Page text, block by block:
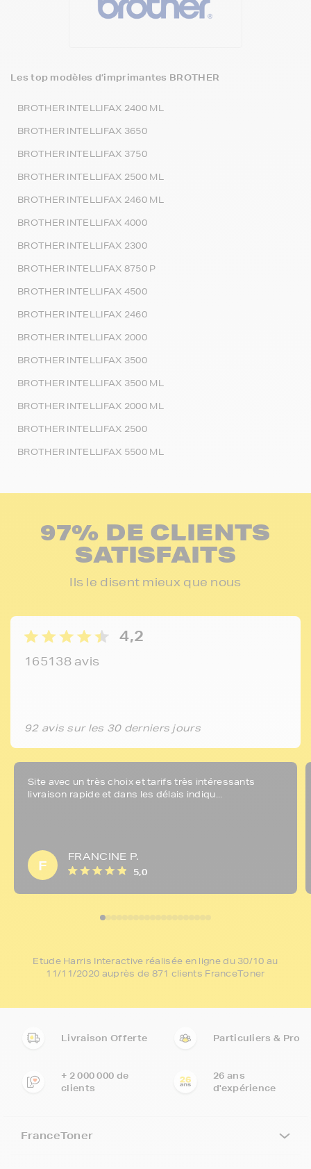
Les top modèles d’imprimantes BROTHER
BROTHER INTELLIFAX 2400 ML
BROTHER INTELLIFAX 3650
BROTHER INTELLIFAX 3750
BROTHER INTELLIFAX 2500 ML
BROTHER INTELLIFAX 2460 ML
BROTHER INTELLIFAX 4000
BROTHER INTELLIFAX 2300
BROTHER INTELLIFAX 8750 P
BROTHER INTELLIFAX 4500
BROTHER INTELLIFAX 2460
BROTHER INTELLIFAX 2000
BROTHER INTELLIFAX 3500
BROTHER INTELLIFAX 3500 ML
BROTHER INTELLIFAX 2000 ML
BROTHER INTELLIFAX 2500
BROTHER INTELLIFAX 5500 ML
97% DE CLIENTS
SATISFAITS
Ils le disent mieux que nous
4,2
165138 avis
92 avis sur les 30 derniers jours
Site avec un très choix et tarifs très intéressants
livraison rapide et dans les délais indiqu...
F
FRANCINE P.
5,0
Etude Harris Interactive réalisée en ligne du 30/10 au
11/11/2020 auprès de 871 clients FranceToner
Livraison Offerte Particuliers & Pro
+ 2 000 000 de
clients
26 ans
d'expérience
FranceToner